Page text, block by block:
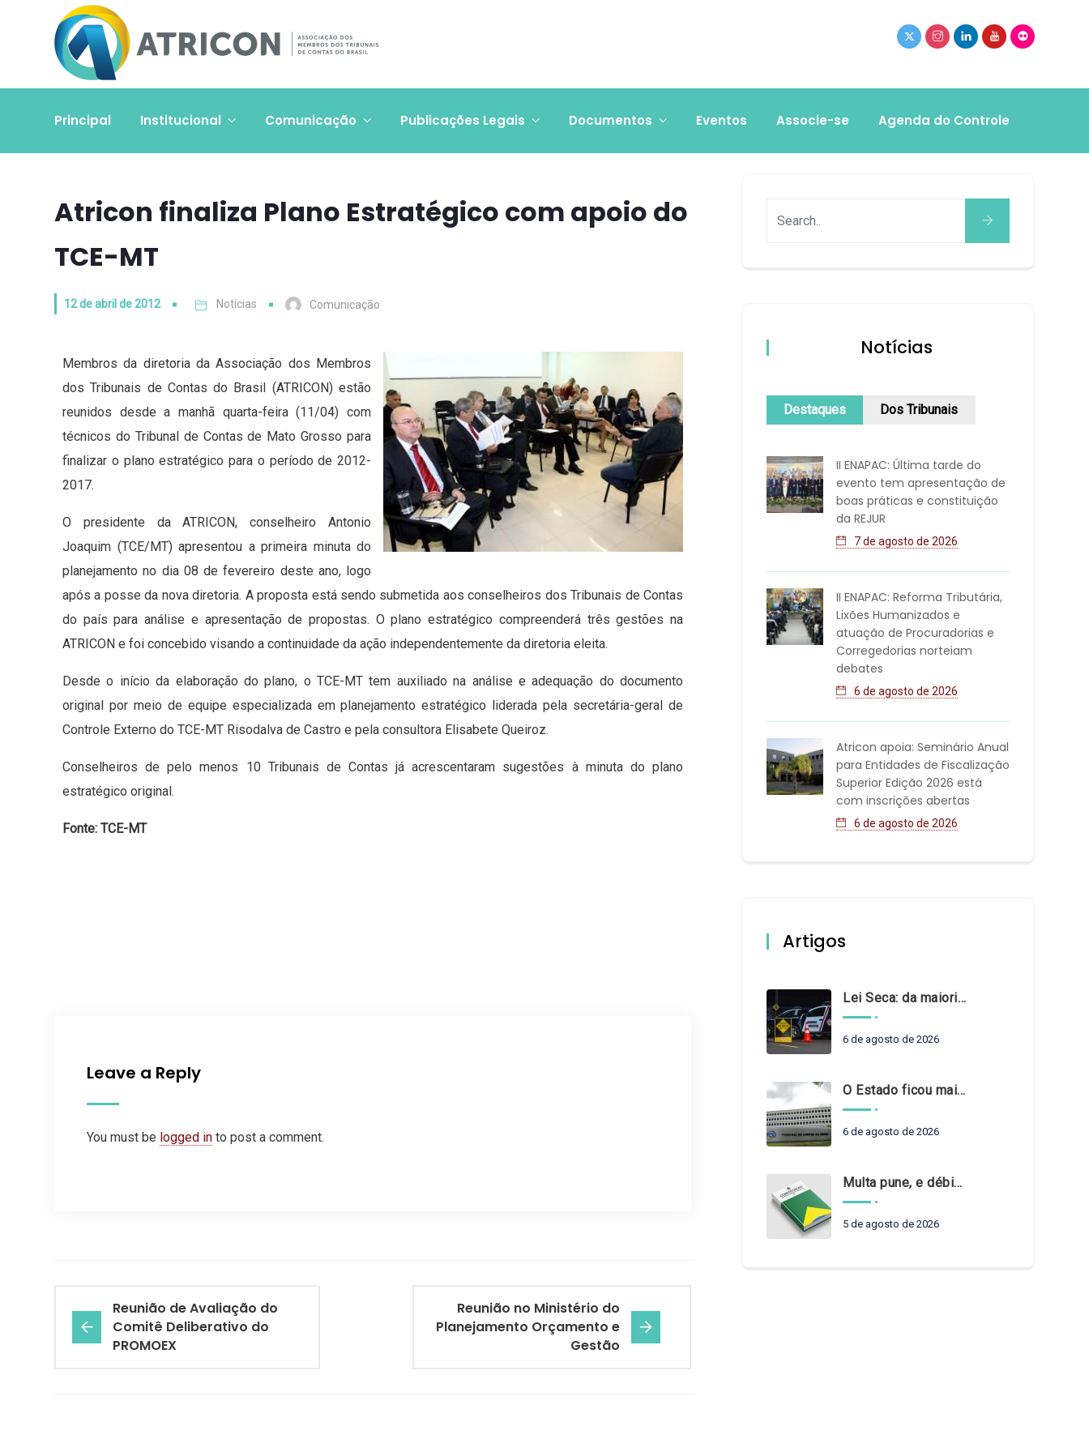
Principal Institucional Comunicação Publicações Legais Documentos Eventos Associe-se Agenda do Controle
Atricon finaliza Plano Estratégico com apoio do
TCE-MT
12 de abril de 2012 Notícias Comunicação
Membros da diretoria da Associação dos Membros
dos Tribunais de Contas do Brasil (ATRICON) estão
reunidos desde a manhã quarta-feira (11/04) com
técnicos do Tribunal de Contas de Mato Grosso para
finalizar o plano estratégico para o período de 2012-
2017.
O presidente da ATRICON, conselheiro Antonio
Joaquim (TCE/MT) apresentou a primeira minuta do
planejamento no dia 08 de fevereiro deste ano, logo
após a posse da nova diretoria. A proposta está sendo submetida aos conselheiros dos Tribunais de Contas
do país para análise e apresentação de propostas. O plano estratégico compreenderá três gestões na
ATRICON e foi concebido visando a continuidade da ação independentemente da diretoria eleita.
Desde o início da elaboração do plano, o TCE-MT tem auxiliado na análise e adequação do documento
original por meio de equipe especializada em planejamento estratégico liderada pela secretária-geral de
Controle Externo do TCE-MT Risodalva de Castro e pela consultora Elisabete Queiroz.
Conselheiros de pelo menos 10 Tribunais de Contas já acrescentaram sugestões à minuta do plano
estratégico original.
Fonte: TCE-MT
Leave a Reply
You must be logged in to post a comment.
Reunião de Avaliação do
Comitê Deliberativo do
PROMOEX
Reunião no Ministério do
Planejamento Orçamento e
Gestão
Notícias
Destaques Dos Tribunais
II ENAPAC: Última tarde do
evento tem apresentação de
boas práticas e constituição
da REJUR
7 de agosto de 2026
II ENAPAC: Reforma Tributária,
Lixões Humanizados e
atuação de Procuradorias e
Corregedorias norteiam
debates
6 de agosto de 2026
Atricon apoia: Seminário Anual
para Entidades de Fiscalização
Superior Edição 2026 está
com inscrições abertas
6 de agosto de 2026
Artigos
Lei Seca: da maioridade à maturidade
6 de agosto de 2026
O Estado ficou mais complexo. O controle precisa acompanhar
6 de agosto de 2026
Multa pune, e débito recompõe. § 3º do art. 71 da Constituição: um problema de legística formal
5 de agosto de 2026